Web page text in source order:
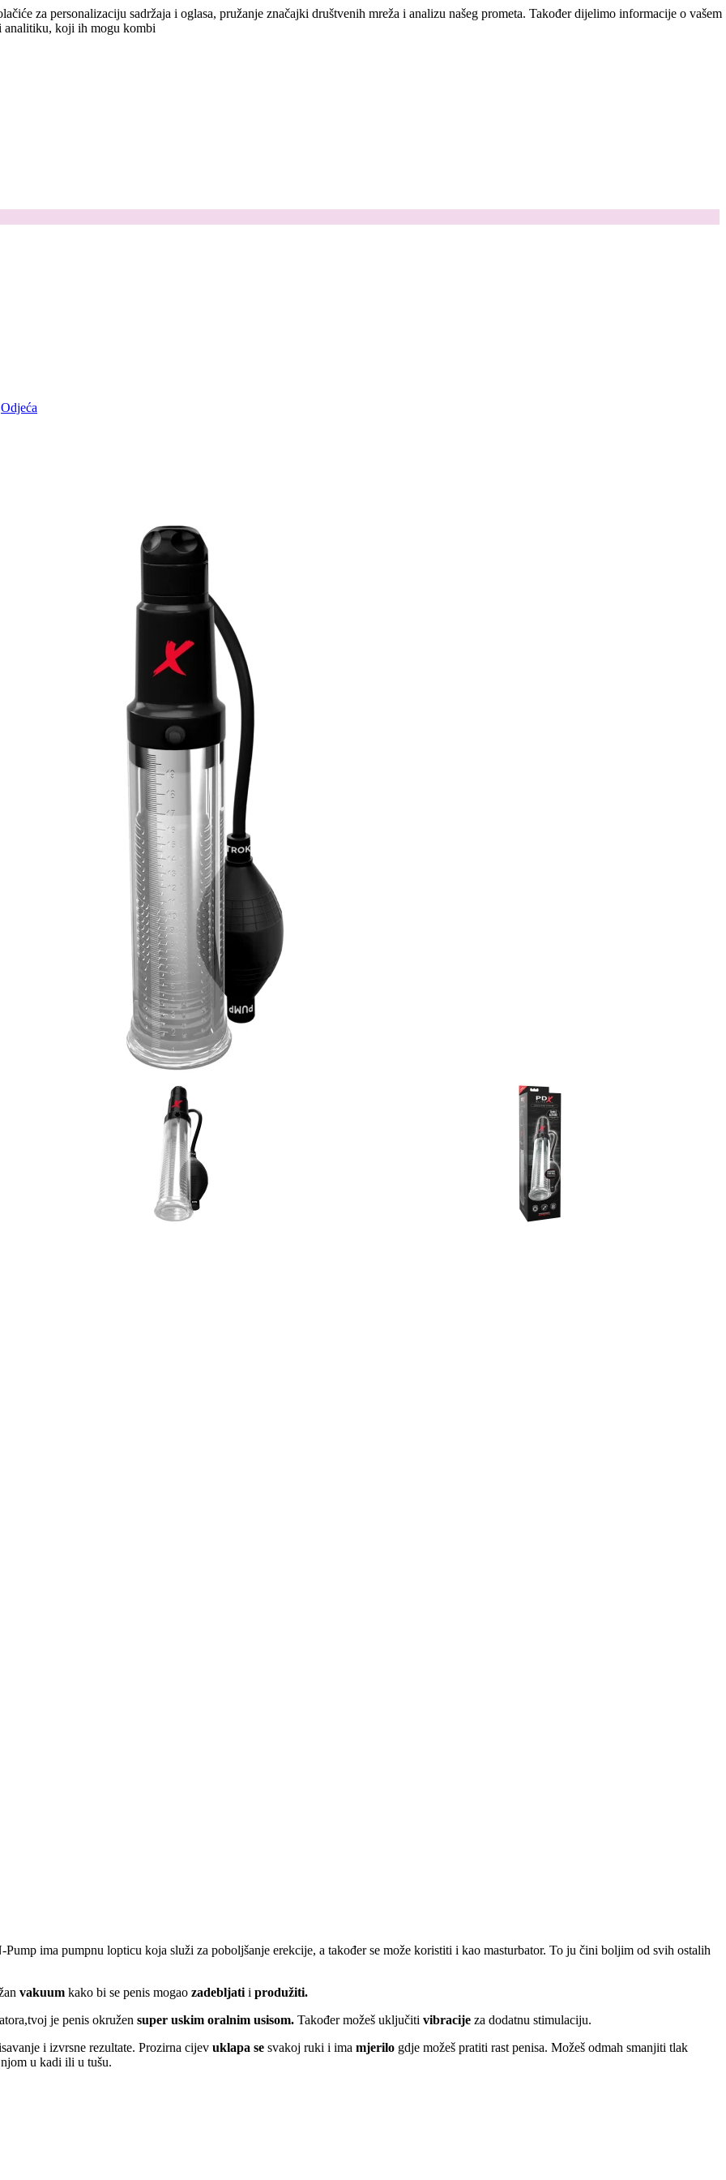
za personalizaciju sadržaja i oglasa, pružanje značajki društvenih mreža i analizu našeg prometa. Također dijelimo informacije o vašem
analitiku, koji ih mogu kombi
Odjeća
ima pumpnu lopticu koja služi za poboljšanje erekcije, a također se može koristiti i kao masturbator. To ju čini boljim od svih ostalih
vakuum kako bi se penis mogao zadebljati i produžiti.
je penis okružen super uskim oralnim usisom. Također možeš uključiti vibracije za dodatnu stimulaciju.
i izvrsne rezultate. Prozirna cijev uklapa se svakoj ruki i ima mjerilo gdje možeš pratiti rast penisa. Možeš odmah smanjiti tlak
u kadi ili u tušu.